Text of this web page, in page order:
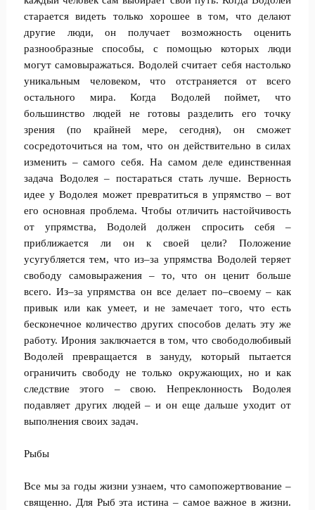
старается видеть только хорошее в том, что делают
другие люди, он получает возможность оценить
разнообразные способы, с помощью которых люди
могут самовыражаться. Водолей считает себя настолько
уникальным человеком, что отстраняется от всего
остального мира. Когда Водолей поймет, что
большинство людей не готовы разделить его точку
зрения (по крайней мере, сегодня), он сможет
сосредоточиться на том, что он действительно в силах
изменить – самого себя. На самом деле единственная
задача Водолея – постараться стать лучше. Верность
идее у Водолея может превратиться в упрямство – вот
его основная проблема. Чтобы отличить настойчивость
от упрямства, Водолей должен спросить себя –
приближается ли он к своей цели? Положение
усугубляется тем, что из–за упрямства Водолей теряет
свободу самовыражения – то, что он ценит больше
всего. Из–за упрямства он все делает по–своему – как
привык или как умеет, и не замечает того, что есть
бесконечное количество других способов делать эту же
работу. Ирония заключается в том, что свободолюбивый
Водолей превращается в зануду, который пытается
ограничить свободу не только окружающих, но и как
следствие этого – свою. Непреклонность Водолея
подавляет других людей – и он еще дальше уходит от
выполнения своих задач.
Рыбы
Все мы за годы жизни узнаем, что самопожертвование –
священно. Для Рыб эта истина – самое важное в жизни.